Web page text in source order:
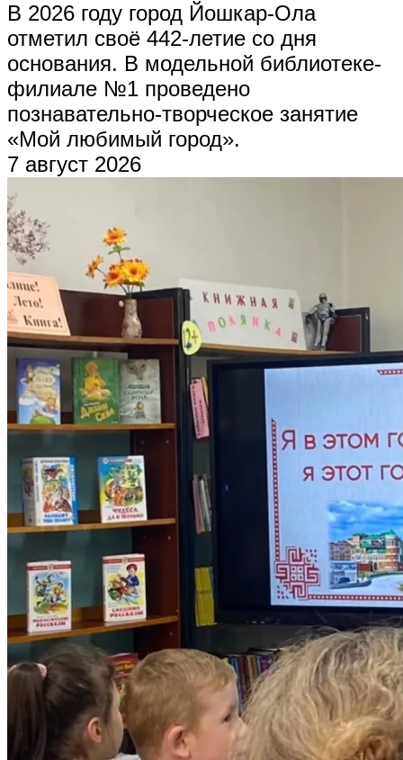
В 2026 году город Йошкар-Ола
отметил своё 442-летие со дня
основания. В модельной библиотеке-
филиале №1 проведено
познавательно-творческое занятие
«Мой любимый город».
7 август 2026